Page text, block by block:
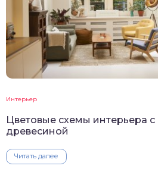
Интерьер
Цветовые схемы интерьера с
древесиной
Читать далее